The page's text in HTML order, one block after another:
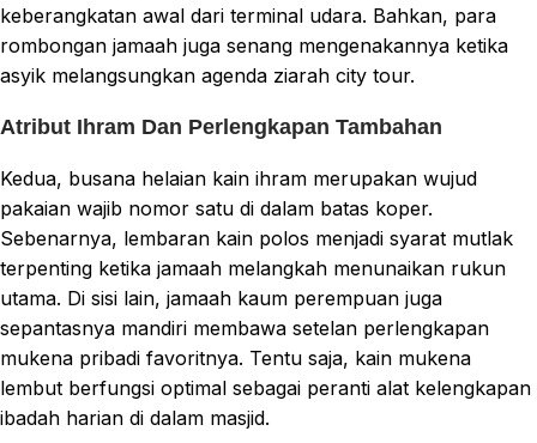
keberangkatan awal dari terminal udara. Bahkan, para
rombongan jamaah juga senang mengenakannya ketika
asyik melangsungkan agenda ziarah city tour.
Atribut Ihram Dan Perlengkapan Tambahan
Kedua, busana helaian kain ihram merupakan wujud
pakaian wajib nomor satu di dalam batas koper.
Sebenarnya, lembaran kain polos menjadi syarat mutlak
terpenting ketika jamaah melangkah menunaikan rukun
utama. Di sisi lain, jamaah kaum perempuan juga
sepantasnya mandiri membawa setelan perlengkapan
mukena pribadi favoritnya. Tentu saja, kain mukena
lembut berfungsi optimal sebagai peranti alat kelengkapan
ibadah harian di dalam masjid.